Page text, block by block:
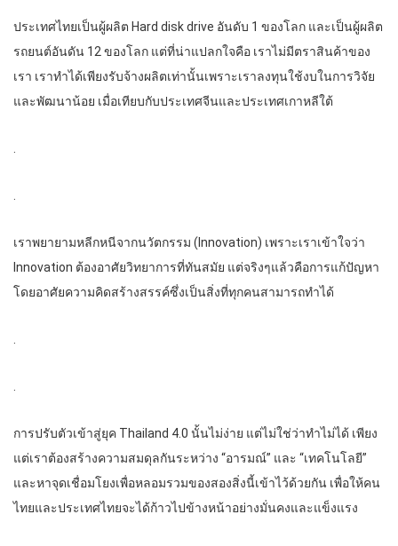
ประเทศไทยเป็นผู้ผลิต Hard disk drive อันดับ 1 ของโลก และเป็นผู้ผลิต
รถยนต์อันดัน 12 ของโลก แต่ที่น่าแปลกใจคือ เราไม่มีตราสินค้าของ
เรา เราทำได้เพียงรับจ้างผลิตเท่านั้นเพราะเราลงทุนใช้งบในการวิจัย
และพัฒนาน้อย เมื่อเทียบกับประเทศจีนและประเทศเกาหลีใต้
.
.
เราพยายามหลีกหนีจากนวัตกรรม (Innovation) เพราะเราเข้าใจว่า
Innovation ต้องอาศัยวิทยาการที่ทันสมัย แต่จริงๆแล้วคือการแก้ปัญหา
โดยอาศัยความคิดสร้างสรรค์ซึ่งเป็นสิ่งที่ทุกคนสามารถทำได้
.
.
การปรับตัวเข้าสู่ยุค Thailand 4.0 นั้นไม่ง่าย แต่ไม่ใช่ว่าทำไม่ได้ เพียง
แต่เราต้องสร้างความสมดุลกันระหว่าง “อารมณ์” และ “เทคโนโลยี”
และหาจุดเชื่อมโยงเพื่อหลอมรวมของสองสิ่งนี้เข้าไว้ด้วยกัน เพื่อให้คน
ไทยและประเทศไทยจะได้ก้าวไปข้างหน้าอย่างมั่นคงและแข็งแรง